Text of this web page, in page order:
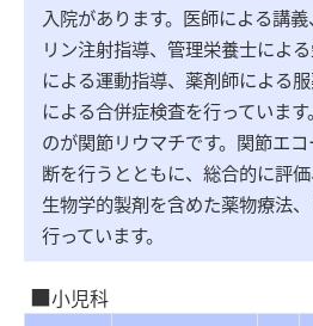
入院があります。医師による講
リン注射指導、管理栄養士によ
による運動指導、薬剤師による
による合併症検査を行っていま
のが関節リウマチです。関節エ
断を行うとともに、総合的に評
生物学的製剤を含めた薬物療法
行っています。
小児科